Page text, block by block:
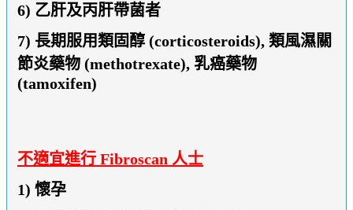
6) 乙肝及丙肝帶菌者
7) 長期服用類固醇 (corticosteroids), 類風濕關
節炎藥物 (methotrexate), 乳癌藥物
(tamoxifen)
不適宜進行 Fibroscan 人士
1) 懷孕